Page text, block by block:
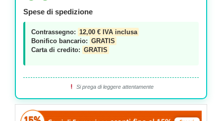
Spese di spedizione
Contrassegno: 12,00 € IVA inclusa
Bonifico bancario: GRATIS
Carta di credito: GRATIS
Si prega di leggere attentamente